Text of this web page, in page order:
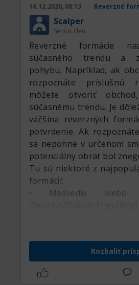
16.12.2020, 08:13 Reverzné
Scalper
Senior člen
Reverzné formácie
súčasného trendu a
pohybu. Napríklad, ak
rozpoznáte príslušnú
môžete otvoriť
súčasnému trendu. Je
väčšina reverzných
potvrdenie. Ak
sa nepohne v určenom
potenciálny obrat bol
Tu sú niektoré z
formácií:
• Medvedie alebo
• Kladivo a
(Hammer/Inverted
• Večerná a ranná
star)
Rozbaliť